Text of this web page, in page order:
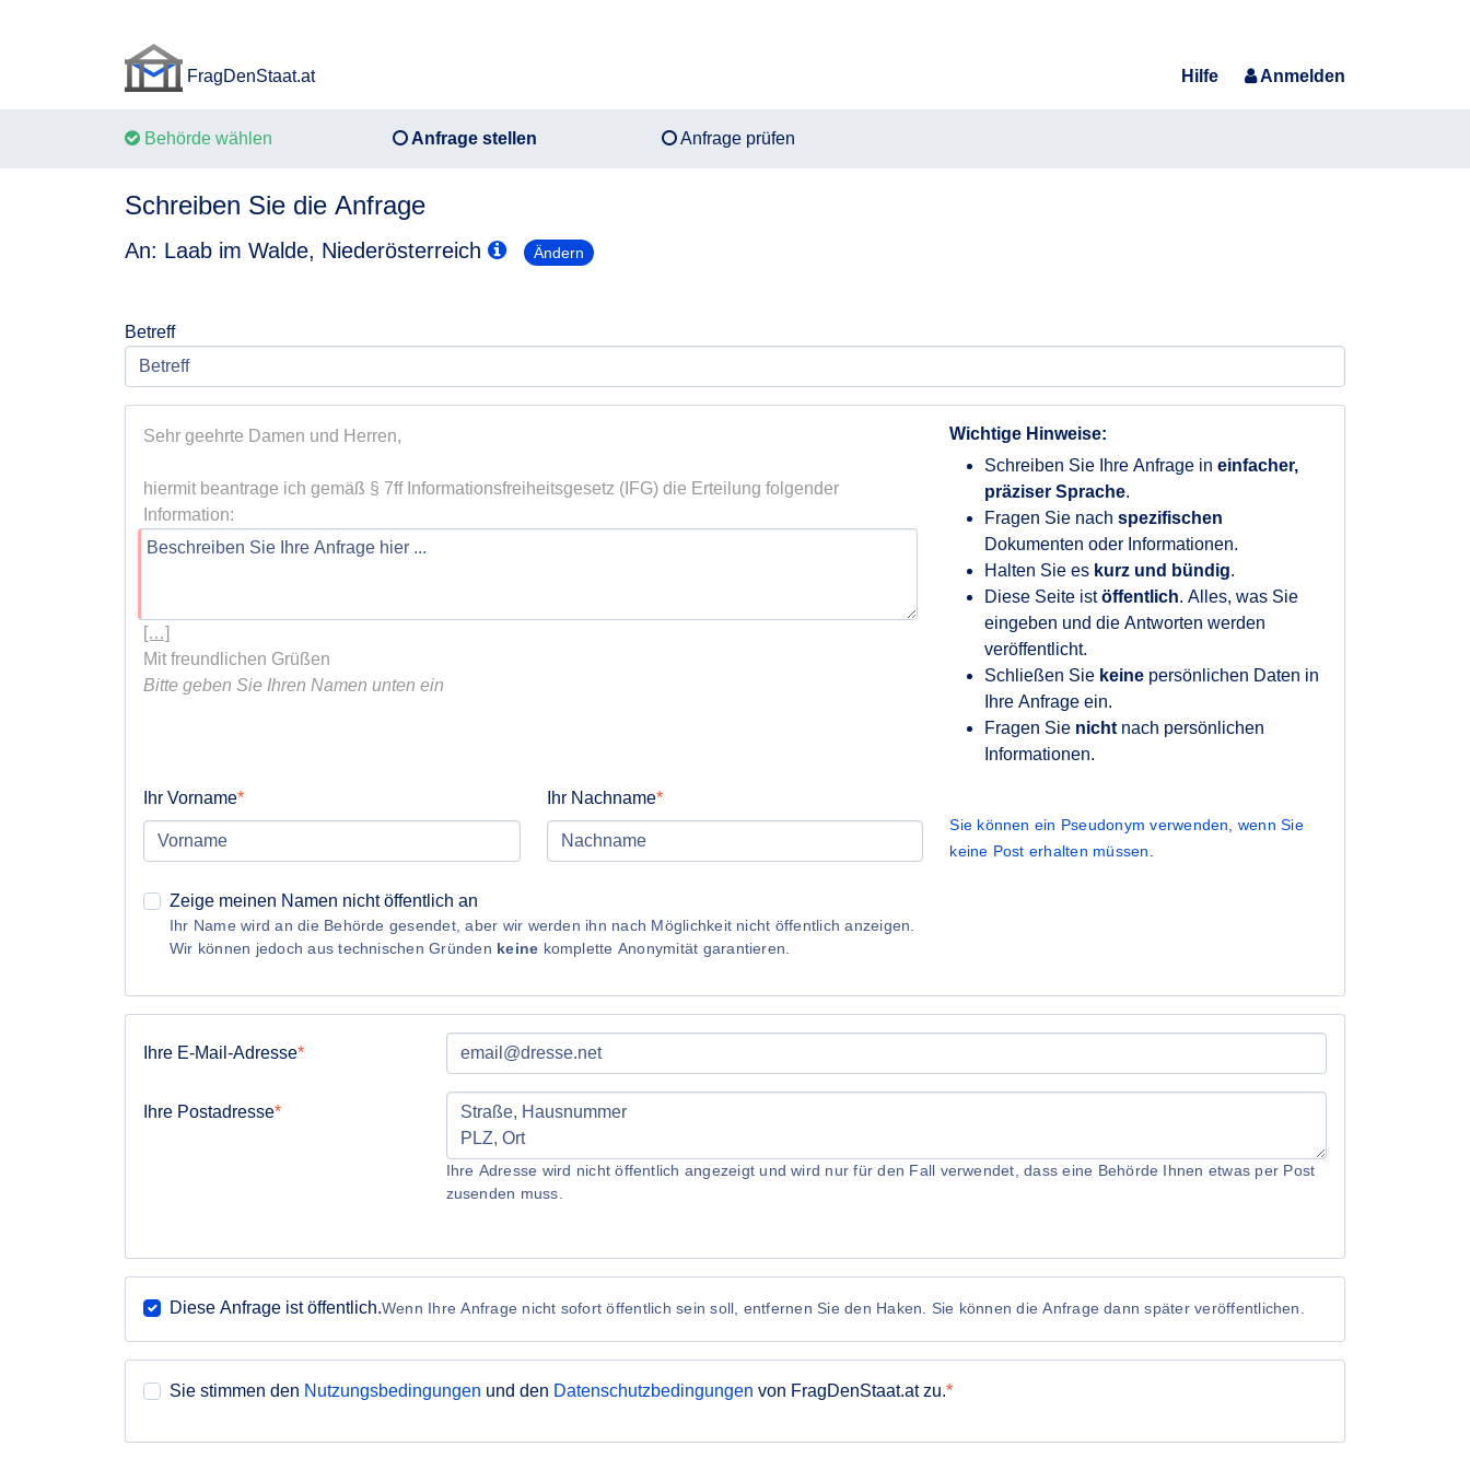
FragDenStaat.at
Hilfe
Anmelden
Behörde wählen Anfrage stellen Anfrage prüfen
Schreiben Sie die Anfrage
An: Laab im Walde, Niederösterreich Ändern
Betreff
Wichtige Hinweise:
Schreiben Sie Ihre Anfrage ineinfacher,
präziser Sprache.
Fragen Sie nachspezifischen
Dokumenten oder Informationen.
Halten Sie es kurz und bündig.
Diese Seite istöffentlich. Alles, was Sie
eingeben und die Antworten werden
veröffentlicht.
Schließen Sie keine persönlichen Daten in
Ihre Anfrage ein.
Fragen Sie nicht nach persönlichen
Informationen.
Sehr geehrte Damen und Herren,
hiermit beantrage ich gemäß § 7ff Informationsfreiheitsgesetz (IFG) die Erteilung folgender
[…]
Bitte geben Sie Ihren Namen unten ein
Ihr Vorname Ihr Nachname
Sie können ein Pseudonym verwenden, wenn Sie
keine Post erhalten müssen
Zeige meinen Namen nicht öffentlich an
Ihr Name wird an die Behörde gesendet, aber wir werden ihn nach Möglichkeit nicht öffentlich anzeigen.
Wir können jedoch aus technischen Gründen keine komplette Anonymität garantieren.
Ihre E-Mail-Adresse
Ihre Postadresse
Ihre Adresse wird nicht öffentlich angezeigt und wird nur für den Fall verwendet, dass eine Behörde Ihnen etwas per Post
zusenden muss.
Diese Anfrage ist öffentlich.Wenn Ihre Anfrage nicht sofort öffentlich sein soll, entfernen Sie den Haken. Sie können die Anfrage dann später veröffentlichen.
Sie stimmen den Nutzungsbedingungen und den Datenschutzbedingungen von FragDenStaat.at zu.